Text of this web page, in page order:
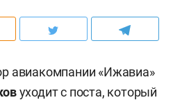
авиакомпании «Ижавиа»
уходит с поста, который